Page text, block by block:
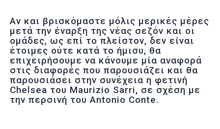
Αν και βρισκόμαστε μόλις μερικές μέρες
μετά την έναρξη της νέας σεζόν και οι
ομάδες, ως επί το πλείστον, δεν είναι
έτοιμες ούτε κατά το ήμισυ, θα
επιχειρήσουμε να κάνουμε μία αναφορά
στις διαφορές που παρουσιάζει και θα
παρουσιάσει στην συνέχεια η φετινή
Chelsea του Maurizio Sarri, σε σχέση με
την περσινή του Antonio Conte.